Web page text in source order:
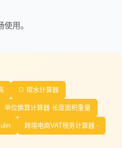
用。
🍞 碳水计算器
单位换算计算器 长度面积重量
跨境电商VAT税务计算器 -